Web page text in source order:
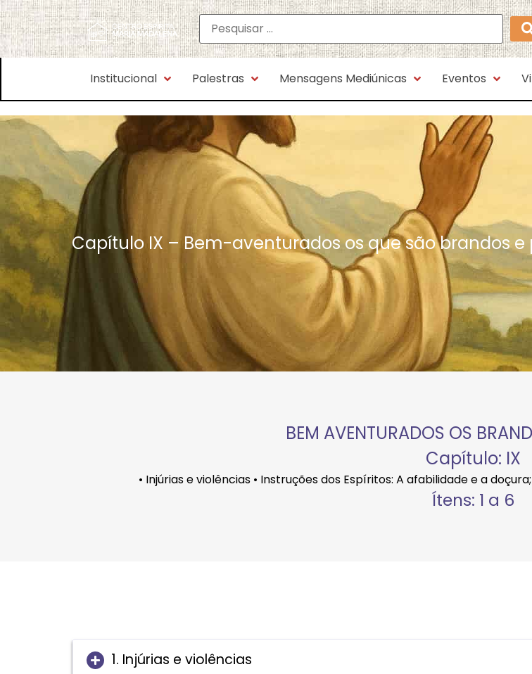
Institucional Palestras Mensagens Mediúnicas Eventos
Capítulo IX – Bem-aventurados os que são brandos
BEM AVENTURADOS OS
Capítulo: IX
• Injúrias e violências • Instruções dos Espíritos: A afabilidade e a
Ítens: 1 a 6
1. Injúrias e violências